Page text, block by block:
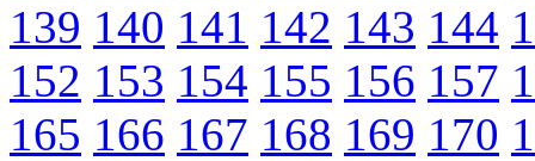
139 140 141 142 143 144
152 153 154 155 156 157
165 166 167 168 169 170